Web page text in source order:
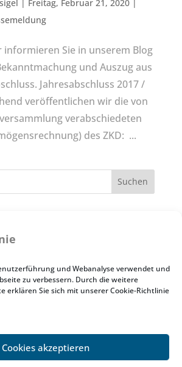
und Webanalyse verwendet und
zu verbessern. Durch die weitere
erklären Sie sich mit unserer Cookie-Richtlinie
Cookies akzeptieren
| Freitag, Februar 21, 2020|
informieren Sie in unserem Blog
und Auszug aus
Jahresabschluss 2017 /
veröffentlichen wir die von
verabschiedeten
des ZKD: ...
Stellen ausgeschrieben.
Ausgleichsflächen
2017/2018